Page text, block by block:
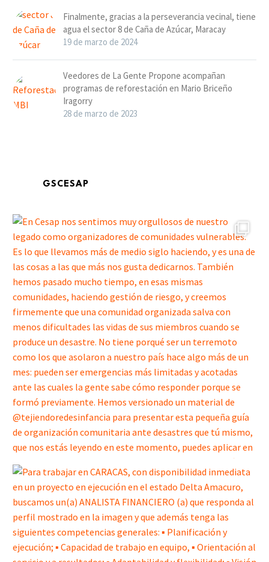
Finalmente, gracias a la perseverancia vecinal, tiene
agua el sector 8 de Caña de Azúcar, Maracay
19 de marzo de 2024
Veedores de La Gente Propone acompañan
programas de reforestación en Mario Briceño
Iragorry
28 de marzo de 2023
GSCESAP